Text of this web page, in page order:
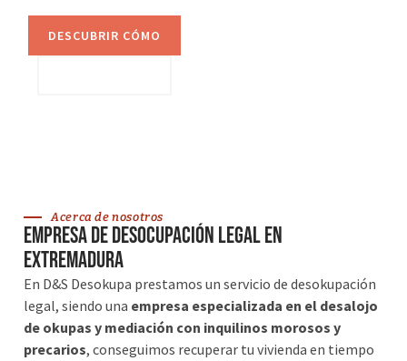
DESCUBRIR CÓMO
Acerca de nosotros
Empresa de desocupación legal en
Extremadura
En D&S Desokupa prestamos un servicio de desokupación
legal, siendo una empresa especializada en el desalojo
de okupas y mediación con inquilinos morosos y
precarios, conseguimos recuperar tu vivienda en tiempo